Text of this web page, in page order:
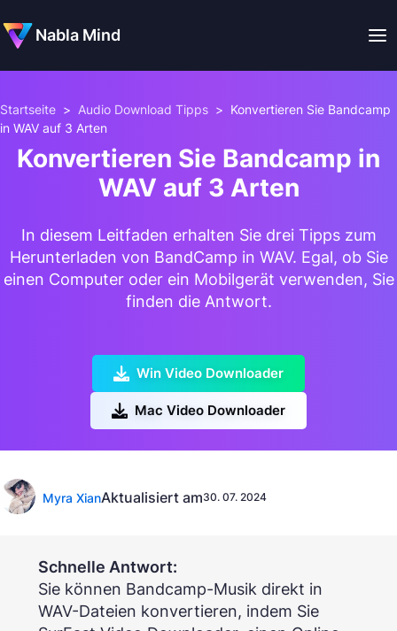
Nabla Mind
Startseite > Audio Download Tipps > Konvertieren Sie Bandcamp
in WAV auf 3 Arten
Konvertieren Sie Bandcamp in
WAV auf 3 Arten
In diesem Leitfaden erhalten Sie drei Tipps zum
Herunterladen von BandCamp in WAV. Egal, ob Sie
einen Computer oder ein Mobilgerät verwenden, Sie
finden die Antwort.
Win Video Downloader
Mac Video Downloader
Myra XianAktualisiert am30. 07. 2024
Schnelle Antwort:
Sie können Bandcamp-Musik direkt in
WAV-Dateien konvertieren, indem Sie